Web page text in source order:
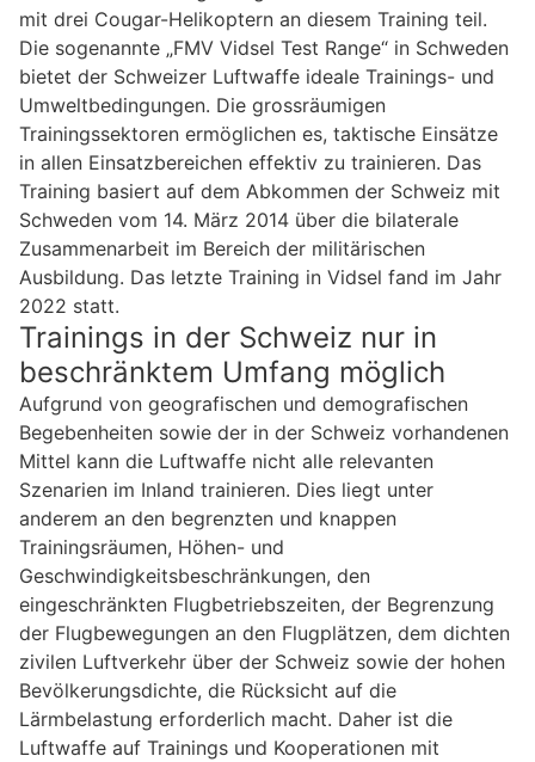
mit drei Cougar-Helikoptern an diesem Training teil.
Die sogenannte „FMV Vidsel Test Range“ in Schweden
bietet der Schweizer Luftwaffe ideale Trainings- und
Umweltbedingungen. Die grossräumigen
Trainingssektoren ermöglichen es, taktische Einsätze
in allen Einsatzbereichen effektiv zu trainieren. Das
Training basiert auf dem Abkommen der Schweiz mit
Schweden vom 14. März 2014 über die bilaterale
Zusammenarbeit im Bereich der militärischen
Ausbildung. Das letzte Training in Vidsel fand im Jahr
2022 statt.
Trainings in der Schweiz nur in
beschränktem Umfang möglich
Aufgrund von geografischen und demografischen
Begebenheiten sowie der in der Schweiz vorhandenen
Mittel kann die Luftwaffe nicht alle relevanten
Szenarien im Inland trainieren. Dies liegt unter
anderem an den begrenzten und knappen
Trainingsräumen, Höhen- und
Geschwindigkeitsbeschränkungen, den
eingeschränkten Flugbetriebszeiten, der Begrenzung
der Flugbewegungen an den Flugplätzen, dem dichten
zivilen Luftverkehr über der Schweiz sowie der hohen
Bevölkerungsdichte, die Rücksicht auf die
Lärmbelastung erforderlich macht. Daher ist die
Luftwaffe auf Trainings und Kooperationen mit